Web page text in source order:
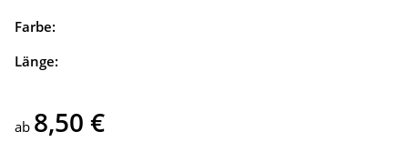
Farbe:
Länge:
ab 8,50 €